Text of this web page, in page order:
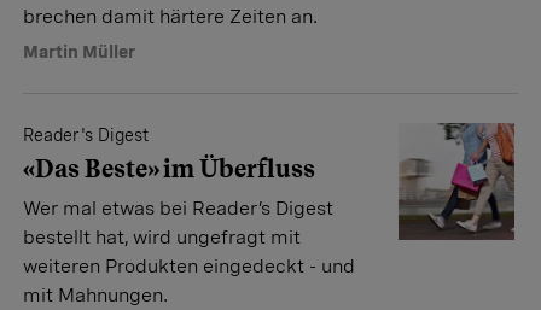
brechen damit härtere Zeiten an.
Martin Müller
Reader's Digest
«Das Beste» im Überfluss
Wer mal etwas bei Reader’s Digest
bestellt hat, wird ungefragt mit
weiteren Produkten eingedeckt - und
mit Mahnungen.